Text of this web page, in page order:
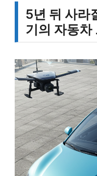
5년 뒤 사라
기의 자동차